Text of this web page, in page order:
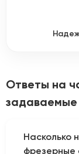
Ответы на
задаваемые
Насколько
фрезерные